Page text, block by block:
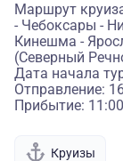
Маршрут
- Чебоксары -
Кинешма -
(Северный
Дата начала
Отправление:
Прибытие:
Круизы